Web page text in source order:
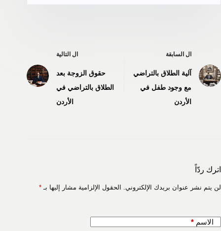
ال السابقة
آلية الطلاق بالتراضي
مع وجود طفل في
الأردن
ال التالية
حقوق الزوجة بعد
الطلاق بالتراضي في
الأردن
اترك ردّاً
لن يتم نشر عنوان بريدك الإلكتروني. الحقول الإلزامية مشار إليها بـ *
الاسم *